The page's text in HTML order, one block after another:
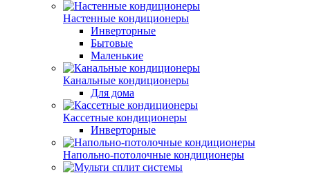
Настенные кондиционеры
Инверторные
Бытовые
Маленькие
Канальные кондиционеры
Для дома
Кассетные кондиционеры
Инверторные
Напольно-потолочные кондиционеры